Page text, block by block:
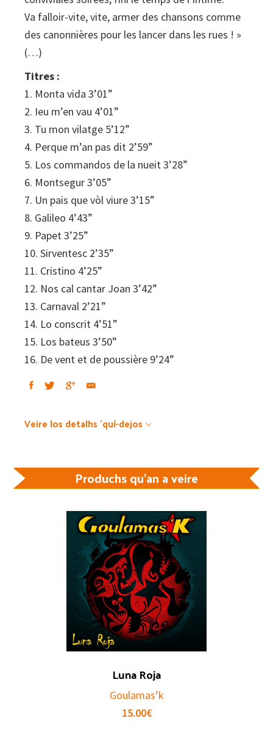
Va falloir-vite, vite, armer des chansons comme
des canonnières pour les lancer dans les rues ! »
(…)
Titres :
1. Monta vida 3’01”
2. Ieu m’en vau 4’01”
3. Tu mon vilatge 5’12”
4. Perque m’an pas dit 2’59”
5. Los commandos de la nueit 3’28”
6. Montsegur 3’05”
7. Un pais que vòl viure 3’15”
8. Galileo 4’43”
9. Papet 3’25”
10. Sirventesc 2’35”
11. Cristino 4’25”
12. Nos cal cantar Joan 3’42”
13. Carnaval 2’21”
14. Lo conscrit 4’51”
15. Los bateus 3’50”
16. De vent et de poussière 9’24”
Veire los detalhs 'quí-dejos
Produchs qu'an a veire
Luna Roja
Goulamas’k
15.00€